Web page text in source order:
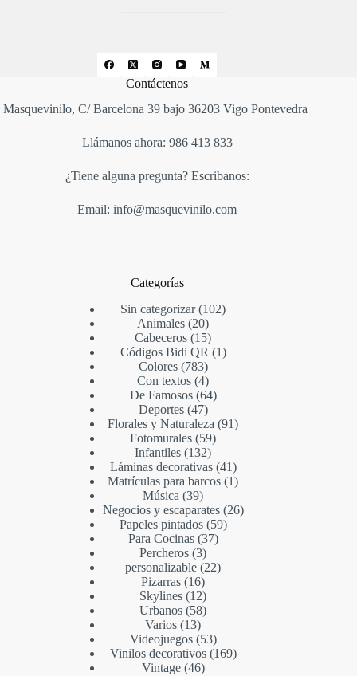
Contáctenos
Masquevinilo, C/ Barcelona 39 bajo 36203 Vigo Pontevedra
Llámanos ahora: 986 413 833
¿Tiene alguna pregunta? Escribanos:
Email: info@masquevinilo.com
Categorías
Sin categorizar 102
Animales 20
Cabeceros 15
Códigos Bidi QR
1
Colores 783
Con textos 4
De Famosos 64
Deportes 47
Florales y Naturaleza 91
Fotomurales 59
Infantiles 132
Láminas decorativas 41
Matrículas para barcos 1
Música 39
Negocios y escaparates 26
Papeles pintados 59
Para Cocinas 37
Percheros 3
personalizable 22
Pizarras 16
Skylines 12
Urbanos 58
Varios 13
Videojuegos 53
Vinilos decorativos 169
Vintage 46